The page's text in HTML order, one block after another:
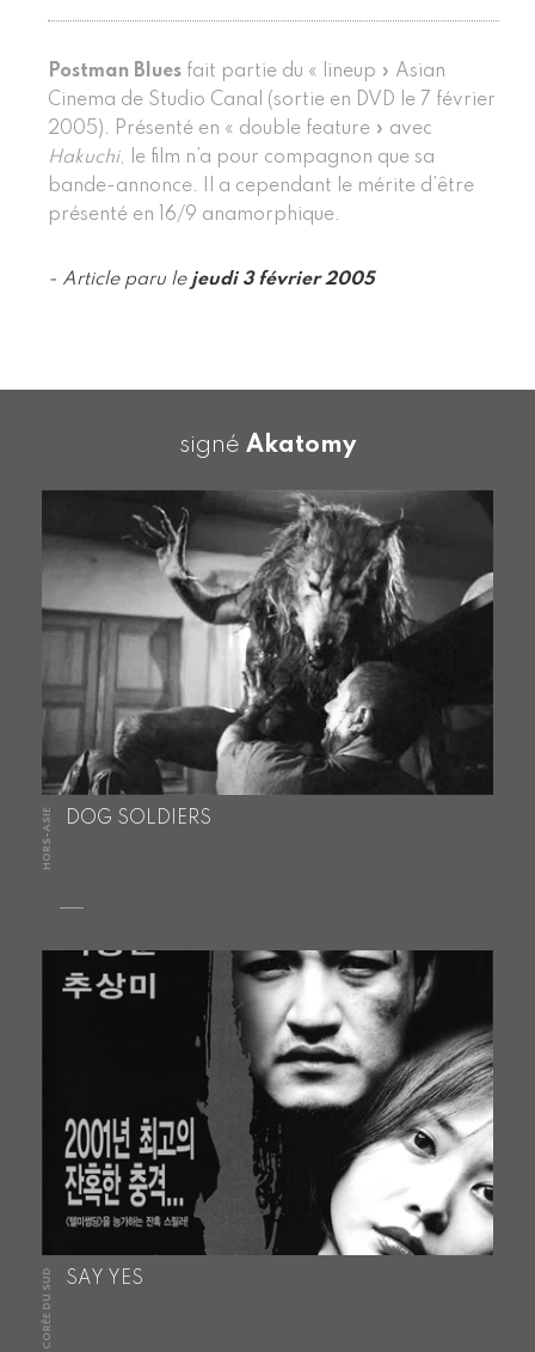
Postman Blues fait partie du « lineup » Asian
Cinema de Studio Canal (sortie en DVD le 7 février
2005). Présenté en « double feature » avec
Hakuchi, le film n’a pour compagnon que sa
bande-annonce. Il a cependant le mérite d’être
présenté en 16/9 anamorphique.
- Article paru le jeudi 3 février 2005
signé Akatomy
HORS-ASIE DOG SOLDIERS
CORÉE DU SUD SAY YES